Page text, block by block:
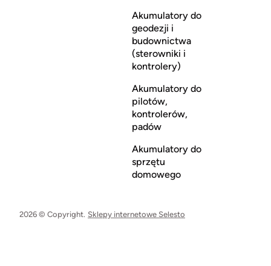
Akumulatory do
geodezji i
budownictwa
(sterowniki i
kontrolery)
Akumulatory do
pilotów,
kontrolerów,
padów
Akumulatory do
sprzętu
domowego
2026 © Copyright. Sklepy internetowe Selesto